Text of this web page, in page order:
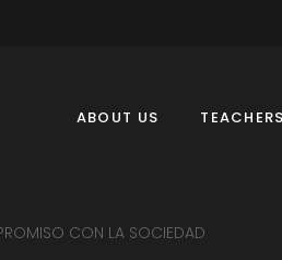
ABOUT US TEACHERS
CON LA SOCIEDAD